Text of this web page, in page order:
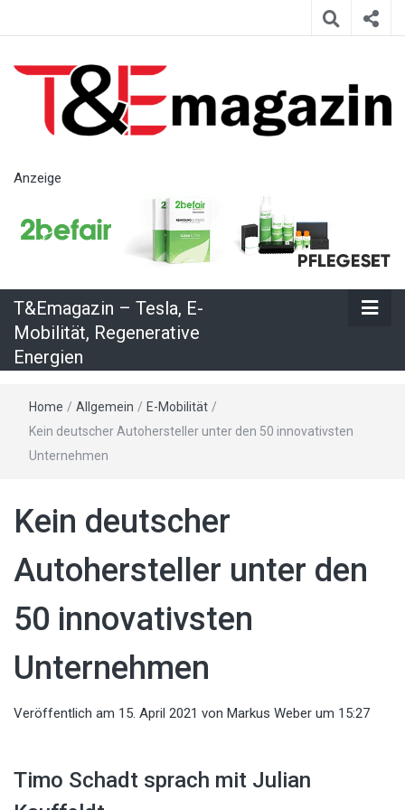
– Tesla, E-
Mobilität,
Regenerative
Energien
Anzeige
T&Emagazin – Tesla, E-
Mobilität, Regenerative
Energien
Home / Allgemein / E-Mobilität /
Kein deutscher Autohersteller unter den 50 innovativsten
Unternehmen
Kein deutscher
Autohersteller unter den
50 innovativsten
Unternehmen
Veröffentlich am 15. April 2021 von Markus Weber um 15:27
Timo Schadt sprach mit Julian